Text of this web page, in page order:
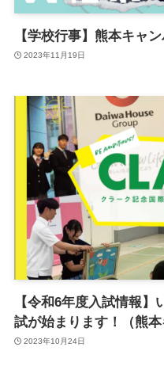
【学校行事】熊本キャ
2023年11月19日
【令和6年度入試情報
試が始まります！（熊本
2023年10月24日